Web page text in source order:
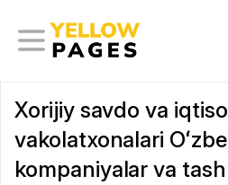
Xorijiy savdo va
vakolatxonalari
kompaniyalar va